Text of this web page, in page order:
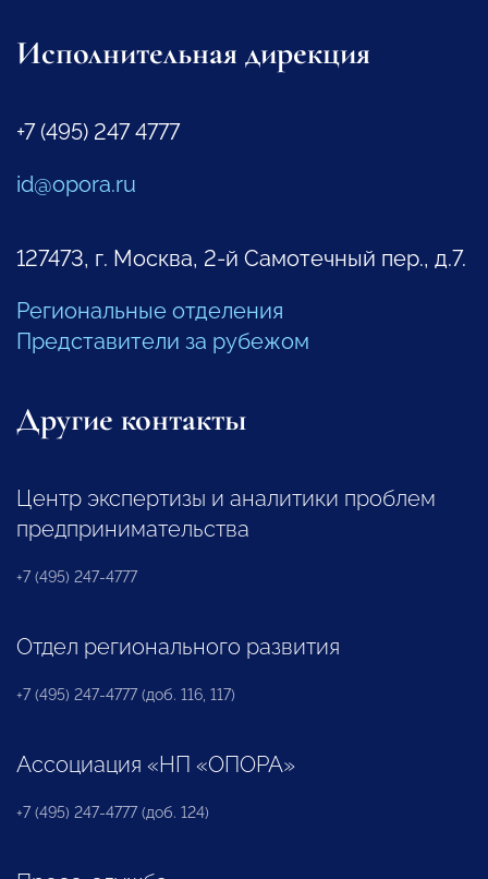
Исполнительная дирекция
+7 (495) 247 4777
id@opora.ru
127473, г. Москва, 2-й Самотечный пер., д.7.
Региональные отделения
Представители за рубежом
Другие контакты
Центр экспертизы и аналитики проблем
предпринимательства
+7 (495) 247-4777
Отдел регионального развития
+7 (495) 247-4777 (доб. 116, 117)
Ассоциация «НП «ОПОРА»
+7 (495) 247-4777 (доб. 124)